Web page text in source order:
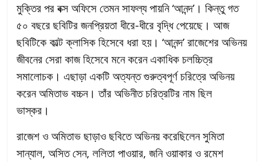
মুক্তির পর বক্স অফিসে তেমন সাফল্য পায়নি ‘আনন্দ’। কিন্তু গত
৫০ বছরে ছবিটির জনপ্রিয়তা ধীরে-ধীরে বৃদ্ধি পেয়েছে। আজ
ছবিটিকে কাল্ট ক্লাসিক হিসেবে ধরা হয়। ‘আনন্দ’ রাজেশের অভিনয়
জীবনের সেরা কাজ হিসেবে মনে করেন একাধিক চলচ্চিত্র
সমালোচক। এছাড়া একটি অত্যন্ত গুরুত্বপূর্ণ চরিত্রে অভিনয়
করেন অমিতাভ বচ্চন। তাঁর অভিনীত চরিত্রটির নাম ছিল
ভাস্কর।
রাজেশ ও অমিতাভ ছাড়াও ছবিতে অভিনয় করেছিলেন সুমিতা
সান্যাল, অসিত সেন, ললিতা পাওয়ার, জনি ওয়াকার ও রমেশ